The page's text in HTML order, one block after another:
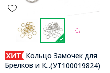
...(УТ100019824)
Кольцо Замочек для
Брелков и Ключей